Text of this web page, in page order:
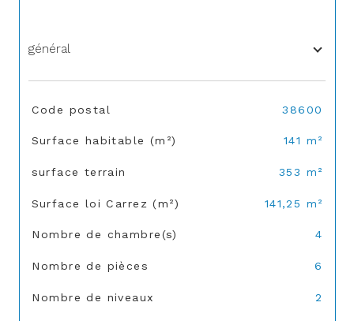
général
TRAD_SIROCCO_Caracteristique
Code postal 38600
Surface habitable (m²) 141 m²
surface terrain 353 m²
Surface loi Carrez (m²) 141,25 m²
Nombre de chambre(s) 4
Nombre de pièces 6
Nombre de niveaux 2